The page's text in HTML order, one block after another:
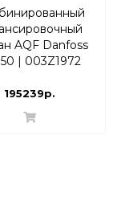
AQF Danfoss
| 003Z1972
195239р.